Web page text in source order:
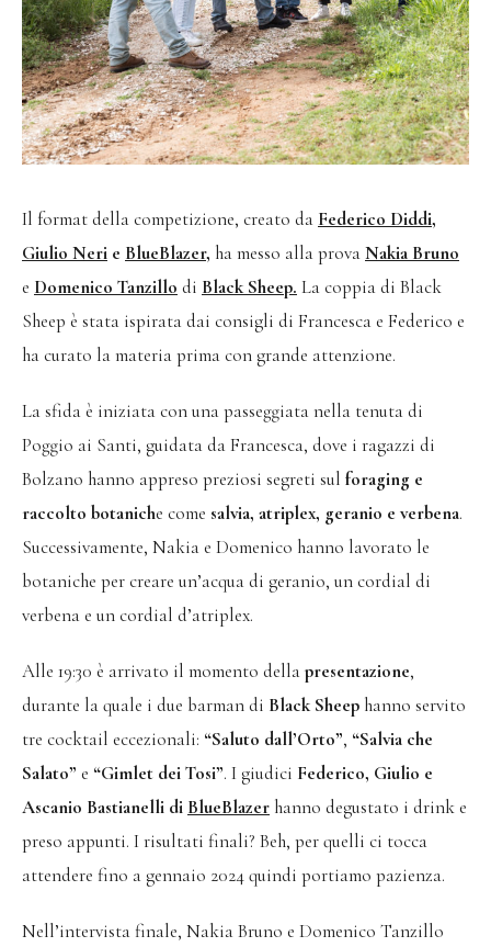
Il format della competizione, creato da Federico Diddi,
Giulio Neri e BlueBlazer, ha messo alla provaNakia Bruno
e Domenico Tanzillo di Black Sheep. La coppia di Black
Sheep è stata ispirata dai consigli di Francesca e Federico e
ha curato la materia prima con grande attenzione.
La sfida è iniziata con una passeggiata nella tenuta di
Poggio ai Santi, guidata da Francesca, dove i ragazzi di
Bolzano hanno appreso preziosi segreti sul foraging e
raccolto botaniche come salvia, atriplex, geranio e verbena.
Successivamente, Nakia e Domenico hanno lavorato le
botaniche per creare un’acqua di geranio, un cordial di
verbena e un cordial d’atriplex.
Alle 19:30 è arrivato il momento dellapresentazione,
durante la quale i due barman di Black Sheep hanno servito
tre cocktail eccezionali: “Saluto dall’Orto”, “Salvia che
Salato” e “Gimlet dei Tosi”. I giudici Federico, Giulio e
Ascanio Bastianelli di BlueBlazer hanno degustato i drink e
preso appunti. I risultati finali? Beh, per quelli ci tocca
attendere fino a gennaio 2024 quindi portiamo pazienza.
Nell’intervista finale, Nakia Bruno e Domenico Tanzillo